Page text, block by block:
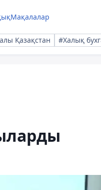
Мақалалар
Қазақстан #Халық